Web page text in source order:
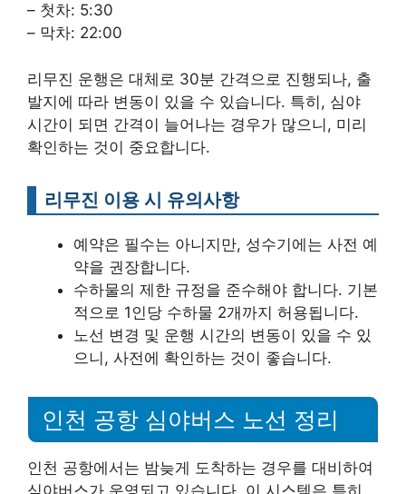
– 첫차: 5:30
– 막차: 22:00
리무진 운행은 대체로 30분 간격으로 진행되나, 출
발지에 따라 변동이 있을 수 있습니다. 특히, 심야
시간이 되면 간격이 늘어나는 경우가 많으니, 미리
확인하는 것이 중요합니다.
리무진 이용 시 유의사항
예약은 필수는 아니지만, 성수기에는 사전 예
약을 권장합니다.
수하물의 제한 규정을 준수해야 합니다. 기본
적으로 1인당 수하물 2개까지 허용됩니다.
노선 변경 및 운행 시간의 변동이 있을 수 있
으니, 사전에 확인하는 것이 좋습니다.
인천 공항 심야버스 노선 정리
인천 공항에서는 밤늦게 도착하는 경우를 대비하여
심야버스가 운영되고 있습니다. 이 시스템은 특히